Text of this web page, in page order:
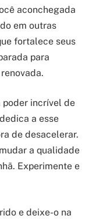
aconchegada
em outras
fortalece seus
para
poder incrível de
a esse
de desacelerar.
a qualidade
Experimente e
e deixe-o na